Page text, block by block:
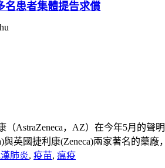
名患者集體提告求償
（AstraZeneca，AZ）在今年5月的
英國捷利康(Zeneca)兩家著名的藥
肺炎, 疫苗, 瘟疫